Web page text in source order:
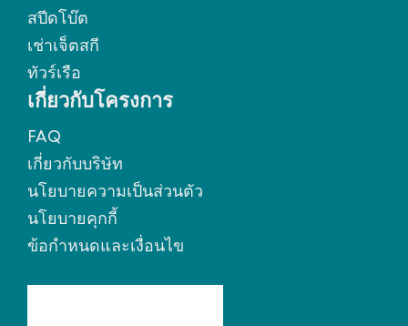
สปีดโบ๊ต
เช่าเจ็ตสกี
ทัวร์เรือ
เกี่ยวกับโครงการ
FAQ
เกี่ยวกับบริษัท
นโยบายความเป็นส่วนตัว
นโยบายคุกกี้
ข้อกำหนดและเงื่อนไข